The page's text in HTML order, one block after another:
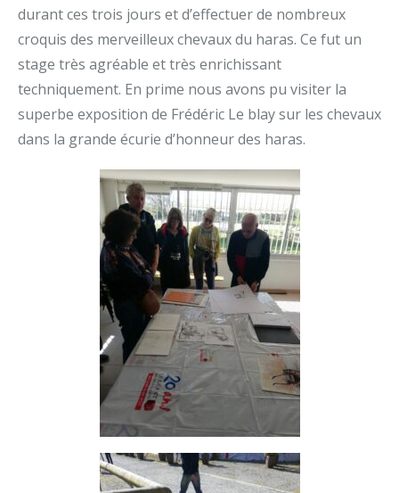
durant ces trois jours et d’effectuer de nombreux
croquis des merveilleux chevaux du haras. Ce fut un
stage très agréable et très enrichissant
techniquement. En prime nous avons pu visiter la
superbe exposition de Frédéric Le blay sur les chevaux
dans la grande écurie d’honneur des haras.